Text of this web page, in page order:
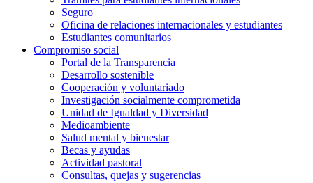
Seguro
Oficina de relaciones internacionales y estudiantes
Estudiantes comunitarios
Compromiso social
Portal de la Transparencia
Desarrollo sostenible
Cooperación y voluntariado
Investigación socialmente comprometida
Unidad de Igualdad y Diversidad
Medioambiente
Salud mental y bienestar
Becas y ayudas
Actividad pastoral
Consultas, quejas y sugerencias